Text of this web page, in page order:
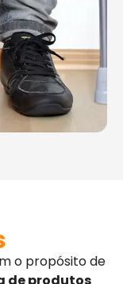
o propósito de